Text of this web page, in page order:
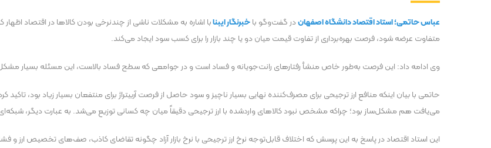
عباس حاتمی؛ استاد اقتصاد دانشگاه اصفهاندر گفت‌و‌گو باخبرنگار ایبنابا اشاره به مشکلات ناشی از چندنرخی بودن کالا‌ها در اقتصاد
متفاوت عرضه شود، فرصت بهره‌برداری از تفاوت قیمت میان دو یا چند بازار را برای کسب سود ایجاد می‌کند.
وی ادامه داد: این فرصت به‌طور خاص منشأ رفتار‌های رانت‌جویانه و فساد است و در جوامعی که سطح فساد بالاست، این مسئله بسیار
حاتمی با بیان اینکه منافع ارز ترجیحی برای مصرف‌کننده نهایی بسیار ناچیز و سود حاصل از فرصت آربیتراژ برای منتفعان بسیار زیاد بود،
می‌یافت هم مشکل‌ساز بود؛ چراکه مشخص نبود کالا‌های واردشده با ارز ترجیحی دقیقاً میان چه کسانی توزیع می‌شد. به عبارت دیگر،
این استاد اقتصاد در پاسخ به این پرسش که اختلاف قابل‌توجه نرخ ارز ترجیحی با نرخ بازار آزاد چگونه تقاضای کاذب، صف‌های تخصیص ارز و